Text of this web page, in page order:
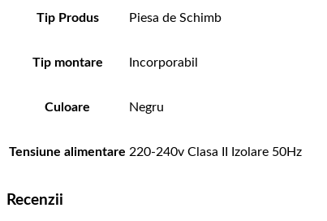
Tip Produs Piesa de Schimb
Tip montare Incorporabil
Culoare Negru
Tensiune alimentare 220-240v Clasa II Izolare 50Hz
Recenzii